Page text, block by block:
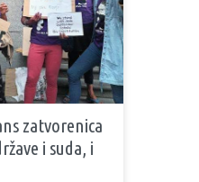
zatvorenica
i suda, i